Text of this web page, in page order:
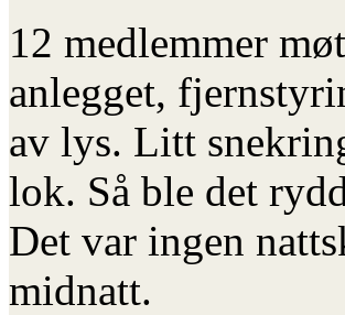
12 medlemmer
anlegget,
av lys. Litt
lok. Så ble det
Det var ingen
midnatt.